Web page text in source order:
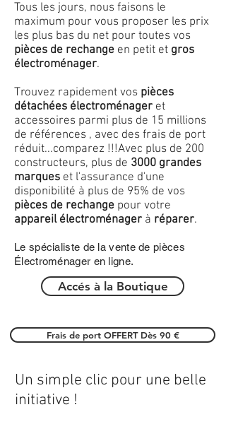
Tous les jours, nous faisons le
maximum pour vous proposer les prix
les plus bas du net pour toutes vos
pièces de rechange en petit et gros
électroménager.
Trouvez rapidement vos pièces
détachées électroménager et
accessoires parmi plus de 15 millions
de références , avec des frais de port
réduit...comparez !!!Avec plus de 200
constructeurs, plus de 3000 grandes
marques et l'assurance d'une
disponibilité à plus de 95% de vos
pièces de rechange pour votre
appareil électroménager à réparer.
Le spécialiste de la vente de pièces
Électroménager en ligne.
Accés à la Boutique
Frais de port OFFERT Dès 90 €
Un simple clic pour une belle
initiative !